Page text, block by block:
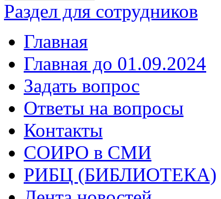
Раздел для сотрудников
Главная
Главная до 01.09.2024
Задать вопрос
Ответы на вопросы
Контакты
СОИРО в СМИ
РИБЦ (БИБЛИОТЕКА)